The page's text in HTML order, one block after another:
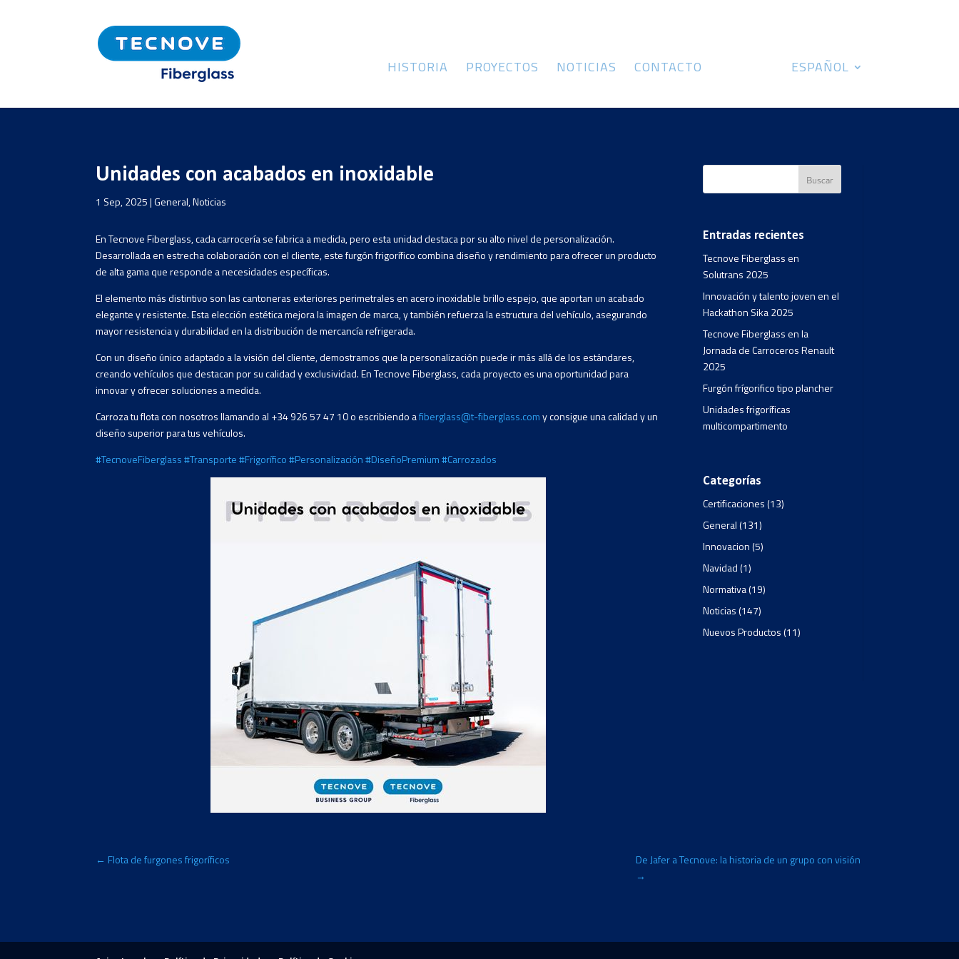
HISTORIA PROYECTOS NOTICIAS CONTACTO ESPAÑOL
Unidades con acabados en inoxidable
1 Sep, 2025|General,Noticias
En Tecnove Fiberglass, cada carrocería se fabrica a medida, pero esta unidad destaca por su alto nivel de personalización.
Desarrollada en estrecha colaboración con el cliente, este furgón frigorífico combina diseño y rendimiento para ofrecer un producto
de alta gama que responde a necesidades específicas.
El elemento más distintivo son las cantoneras exteriores perimetrales en acero inoxidable brillo espejo, que aportan un acabado
elegante y resistente. Esta elección estética mejora la imagen de marca, y también refuerza la estructura del vehículo, asegurando
mayor resistencia y durabilidad en la distribución de mercancía refrigerada.
Con un diseño único adaptado a la visión del cliente, demostramos que la personalización puede ir más allá de los estándares,
creando vehículos que destacan por su calidad y exclusividad. En Tecnove Fiberglass, cada proyecto es una oportunidad para
innovar y ofrecer soluciones a medida.
Carroza tu flota con nosotros llamando al +34 926 57 47 10 o escribiendo afiberglass@t-fiberglass.comy consigue una calidad y un
diseño superior para tus vehículos.
#TecnoveFiberglass #Transporte #Frigorífico #Personalización #DiseñoPremium #Carrozados
Entradas recientes
Tecnove Fiberglass en
Solutrans 2025
Innovación y talento joven en el
Hackathon Sika 2025
Tecnove Fiberglass en la
Jornada de Carroceros Renault
2025
Furgón frígorifico tipo plancher
Unidades frigoríficas
multicompartimento
Categorías
Certificaciones(13)
General(131)
Innovacion(5)
Navidad(1)
Normativa(19)
Noticias(147)
Nuevos Productos(11)
← Flota de furgones frigoríficos
De Jafer a Tecnove: la historia de un grupo con visión
→